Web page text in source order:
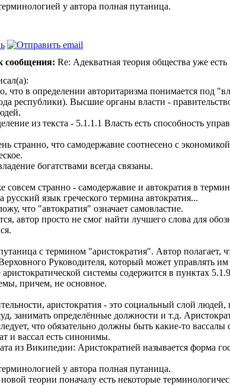
у автора полная путаница.
сообщения: Re: Адекватная теория общества уже есть
что в определении авторитаризма понимается под
республики). Высшие органы власти -
из текста - 5.1.1.1 Власть есть способность
странно, что самодержавие соотнесено с
богатствами всегда связаны.
совсем странно - самодержавие и автократия в
русский язык греческого термина автократия...
что "автократия" означает самовластие.
автор просто не смог найти лучшего слова для
с термином "аристократия". Автор полагает,
Руководителя, который может управлять
системы содержится в пунктах
причем, не основное.
аристократия - это социальный слой
занимать определённые должности и т.д.
что обязательно должны быть какие-то
и вассал есть синонимы.
из Википедии: Аристократией называется форма
у автора полная путаница.
теории поначалу есть некоторые